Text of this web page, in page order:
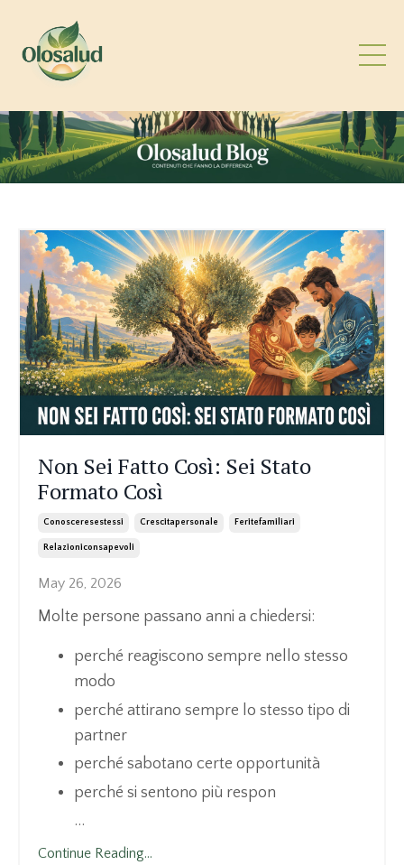
Non Sei Fatto Così: Sei Stato
Formato Così
Conosceresestessi Crescitapersonale Feritefamiliari
Relazioniconsapevoli
May 26, 2026
Molte persone passano anni a chiedersi:
perché reagiscono sempre nello stesso
modo
perché attirano sempre lo stesso tipo di
partner
perché sabotano certe opportunità
perché si sentono più respon
...
Continue Reading...